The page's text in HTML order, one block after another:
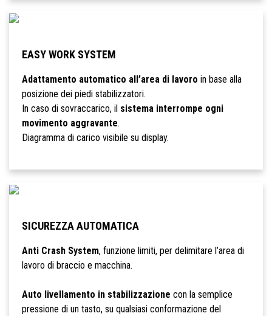
EASY WORK SYSTEM
Adattamento automatico all’area di lavoro in base alla
posizione dei piedi stabilizzatori.
In caso di sovraccarico, il sistema interrompe ogni
movimento aggravante.
Diagramma di carico visibile su display.
SICUREZZA AUTOMATICA
Anti Crash System, funzione limiti, per delimitare l’area di
lavoro di braccio e macchina.
Auto livellamento in stabilizzazione con la semplice
pressione di un tasto, su qualsiasi conformazione del